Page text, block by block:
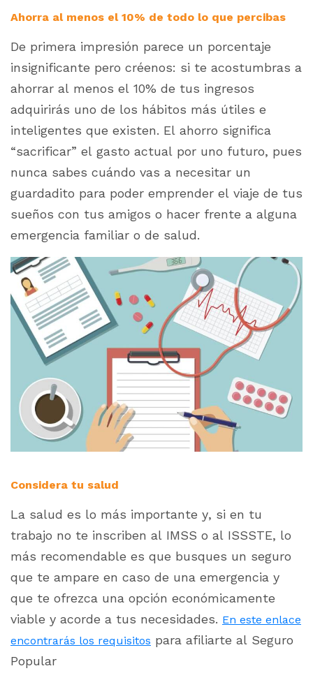
Ahorra al menos el 10% de todo lo que percibas
De primera impresión parece un porcentaje
insignificante pero créenos: si te acostumbras a
ahorrar al menos el 10% de tus ingresos
adquirirás uno de los hábitos más útiles e
inteligentes que existen. El ahorro significa
“sacrificar” el gasto actual por uno futuro, pues
nunca sabes cuándo vas a necesitar un
guardadito para poder emprender el viaje de tus
sueños con tus amigos o hacer frente a alguna
emergencia familiar o de salud.
Considera tu salud
La salud es lo más importante y, si en tu
trabajo no te inscriben al IMSS o al ISSSTE, lo
más recomendable es que busques un seguro
que te ampare en caso de una emergencia y
que te ofrezca una opción económicamente
viable y acorde a tus necesidades. En este enlace
encontrarás los requisitos para afiliarte al Seguro
Popular